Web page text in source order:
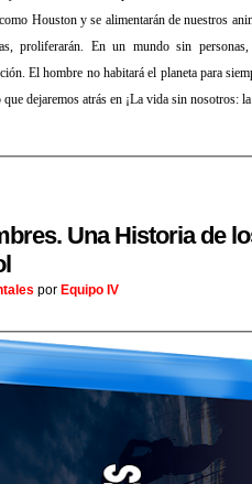
Houston y se alimentarán de nuestros
proliferarán. En un mundo sin
El hombre no habitará el planeta para
dejaremos atrás en ¡La vida sin nosotros:
Una Historia de
por Equipo IV